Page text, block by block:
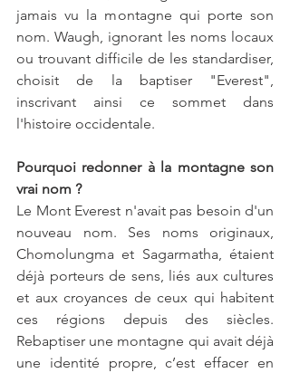
jamais vu la montagne qui porte son
nom. Waugh, ignorant les noms locaux
ou trouvant difficile de les standardiser,
choisit de la baptiser "Everest",
inscrivant ainsi ce sommet dans
l'histoire occidentale.
Pourquoi redonner à la montagne son
vrai nom ?
Le Mont Everest n'avait pas besoin d'un
nouveau nom. Ses noms originaux,
Chomolungma et Sagarmatha, étaient
déjà porteurs de sens, liés aux cultures
et aux croyances de ceux qui habitent
ces régions depuis des siècles.
Rebaptiser une montagne qui avait déjà
une identité propre, c’est effacer en